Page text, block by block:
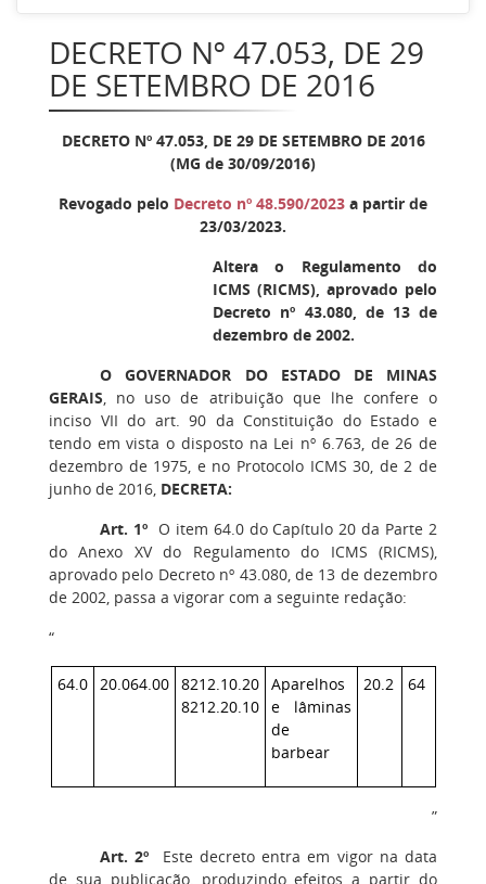
DECRETO Nº 47.053, DE 29
DE SETEMBRO DE 2016
DECRETO Nº 47.053, DE 29 DE SETEMBRO DE 2016
(MG de 30/09/2016)
Revogado pelo Decreto nº 48.590/2023 a partir de
23/03/2023.
Altera o Regulamento do
ICMS (RICMS), aprovado pelo
Decreto nº 43.080, de 13 de
dezembro de 2002.
O GOVERNADOR DO ESTADO DE MINAS
GERAIS, no uso de atribuição que lhe confere o
inciso VII do art. 90 da Constituição do Estado e
tendo em vista o disposto na Lei nº 6.763, de 26 de
dezembro de 1975, e no Protocolo ICMS 30, de 2 de
junho de 2016, DECRETA:
Art. 1º O item 64.0 do Capítulo 20 da Parte 2
do Anexo XV do Regulamento do ICMS (RICMS),
aprovado pelo Decreto nº 43.080, de 13 de dezembro
de 2002, passa a vigorar com a seguinte redação:
“
64.0 20.064.00
8212.10.20
8212.20.10
Aparelhos
e lâminas
de
barbear
20.2 64
”
Art. 2º Este decreto entra em vigor na data
de sua publicação, produzindo efeitos a partir do